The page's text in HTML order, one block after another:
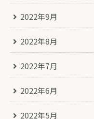
2022年9月
2022年8月
2022年7月
2022年6月
2022年5月